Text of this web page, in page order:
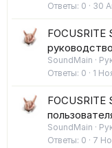
Ответы 0 30
SoundMain
Ответы 0 1
FOCUSRITE
SoundMain
Ответы 0 7